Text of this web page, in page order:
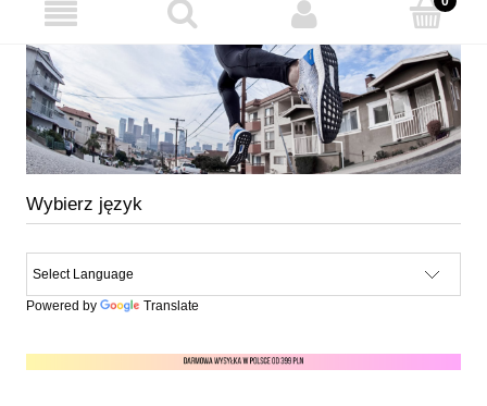
Wybierz język
Powered by Translate